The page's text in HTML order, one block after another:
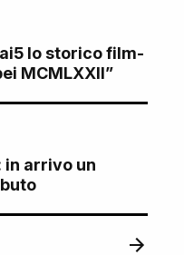
lo storico film-
MCMLXXII”
in arrivo un